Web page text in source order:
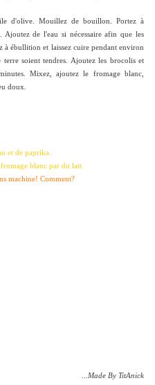
d'olive. Mouillez de bouillon. Portez à
de l'eau si nécessaire afin que les
à ébullition et laissez cuire pendant environ
soient tendres. Ajoutez les brocolis et
Mixez, ajoutez le fromage blanc,
doux.
et de paprika.
blanc par du lait.
machine! Comment?
...Made By TitAnick